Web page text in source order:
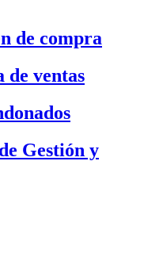
de compra
ventas
Gestión y